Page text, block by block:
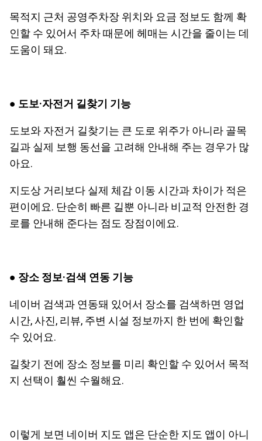
목적지 근처 공영주차장 위치와 요금 정보도 함께 확
인할 수 있어서 주차 때문에 헤매는 시간을 줄이는 데
도움이 돼요.
● 도보·자전거 길찾기 기능
도보와 자전거 길찾기는 큰 도로 위주가 아니라 골목
길과 실제 보행 동선을 고려해 안내해 주는 경우가 많
아요.
지도상 거리보다 실제 체감 이동 시간과 차이가 적은
편이에요. 단순히 빠른 길뿐 아니라 비교적 안전한 경
로를 안내해 준다는 점도 장점이에요.
● 장소 정보·검색 연동 기능
네이버 검색과 연동돼 있어서 장소를 검색하면 영업
시간, 사진, 리뷰, 주변 시설 정보까지 한 번에 확인할
수 있어요.
길찾기 전에 장소 정보를 미리 확인할 수 있어서 목적
지 선택이 훨씬 수월해요.
이렇게 보면 네이버 지도 앱은 단순한 지도 앱이 아니